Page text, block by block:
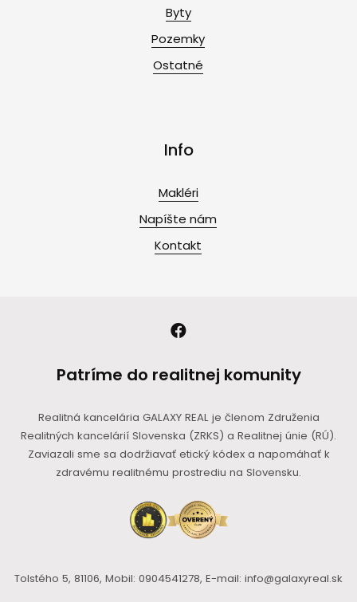
Byty
Pozemky
Ostatné
Info
Makléri
Napíšte nám
Kontakt
Patríme do realitnej komunity
Realitná kancelária GALAXY REAL je členom Združenia
Realitných kancelárií Slovenska (ZRKS) a Realitnej únie (RÚ).
Zaviazali sme sa dodržiavať etický kódex a napomáhať k
zdravému realitnému prostrediu na Slovensku.
Tolstého 5, 81106, Mobil: 0904541278, E-mail: info@galaxyreal.sk